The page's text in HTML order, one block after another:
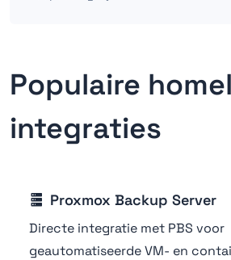
Populaire
integraties
Proxmox Backup Server
Directe integratie met PBS voor
geautomatiseerde VM- en